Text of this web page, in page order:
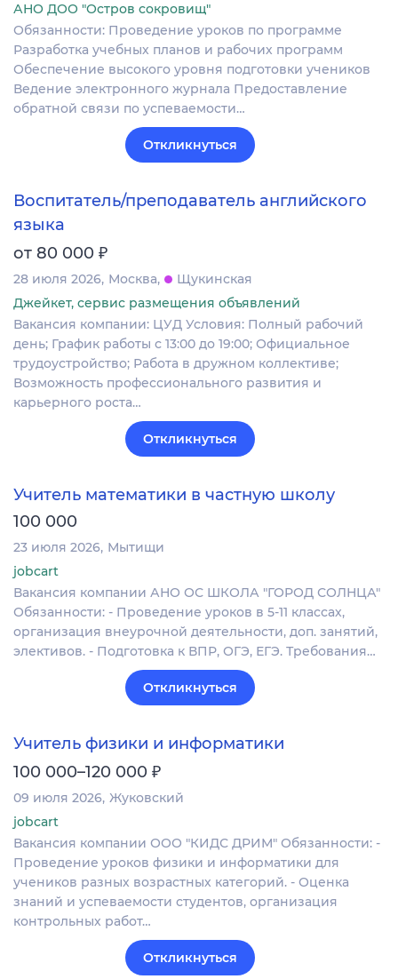
АНО ДОО "Остров сокровищ"
Обязанности: Проведение уроков по программе
Разработка учебных планов и рабочих программ
Обеспечение высокого уровня подготовки учеников
Ведение электронного журнала Предоставление
обратной связи по успеваемости…
Откликнуться
Воспитатель/преподаватель английского
языка
от 80 000 ₽
28 июля 2026 Москва
Щукинская
Джейкет, сервис размещения объявлений
Вакансия компании: ЦУД Условия: Полный рабочий
день; График работы с 13:00 до 19:00; Официальное
трудоустройство; Работа в дружном коллективе;
Возможность профессионального развития и
карьерного роста…
Откликнуться
Учитель математики в частную школу
100 000
23 июля 2026 Мытищи
jobcart
Вакансия компании АНО ОС ШКОЛА "ГОРОД СОЛНЦА"
Обязанности: - Проведение уроков в 5-11 классах,
организация внеурочной деятельности, доп. занятий,
элективов. - Подготовка к ВПР, ОГЭ, ЕГЭ. Требования…
Откликнуться
Учитель физики и информатики
100 000–120 000 ₽
09 июля 2026 Жуковский
jobcart
Вакансия компании ООО "КИДС ДРИМ" Обязанности: -
Проведение уроков физики и информатики для
учеников разных возрастных категорий. - Оценка
знаний и успеваемости студентов, организация
контрольных работ…
Откликнуться